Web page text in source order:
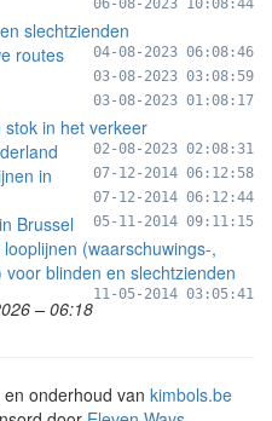
06-08-2023 10:08:44
slechtzienden
04-08-2023 06:08:46
routes
03-08-2023 03:08:59
03-08-2023 01:08:17
in het verkeer
02-08-2023 02:08:31
07-12-2014 06:12:58
in
07-12-2014 06:12:44
Brussel 05-11-2014 09:11:15
(waarschuwings-,
blinden en slechtzienden
11-05-2014 03:05:41
– 06:18
onderhoud van kimbols.be